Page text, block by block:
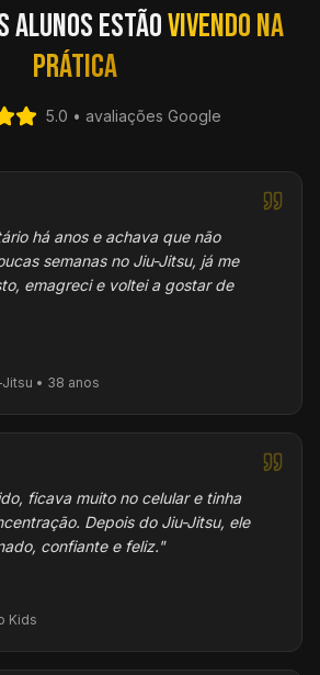
alunos estãovivendo na
prática
5.0 • avaliações Google
há anos e achava que não
semanas no Jiu-Jitsu, já me
emagreci e voltei a gostar de
• 38 anos
ficava muito no celular e tinha
Depois do Jiu-Jitsu, ele
confiante e feliz."
Kids